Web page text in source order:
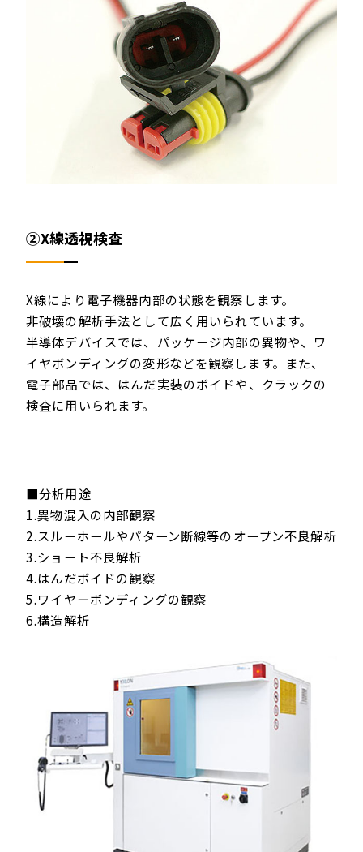
②X線透視検査
X線により電子機器内部の状態を観察します。
非破壊の解析手法として広く用いられています。
半導体デバイスでは、パッケージ内部の異物や、ワ
イヤボンディングの変形などを観察します。また、
電子部品では、はんだ実装のボイドや、クラックの
検査に用いられます。
■分析用途
1.異物混入の内部観察
2.スルーホールやパターン断線等のオープン不良解析
3.ショート不良解析
4.はんだボイドの観察
5.ワイヤーボンディングの観察
6.構造解析